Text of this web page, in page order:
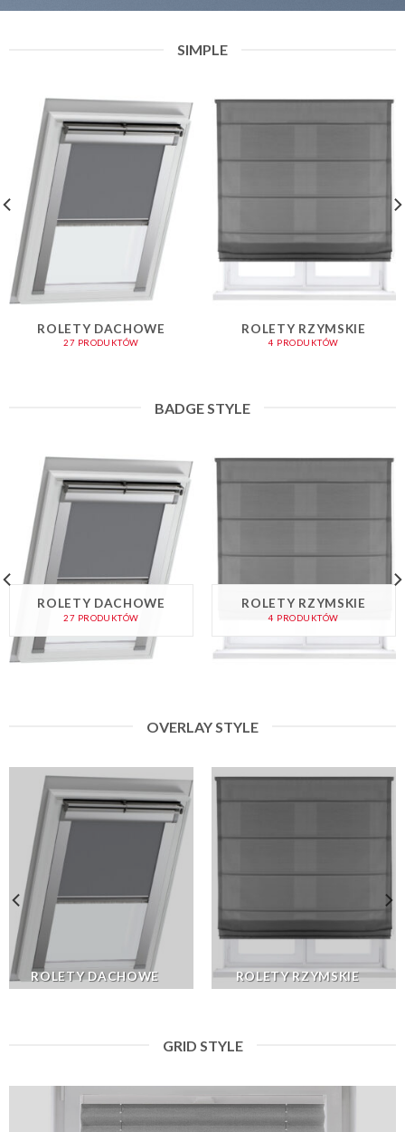
SIMPLE
ROLETY DACHOWE
27 PRODUKTÓW
ROLETY RZYMSKIE
4 PRODUKTÓW
BADGE STYLE
ROLETY DACHOWE
27 PRODUKTÓW
ROLETY RZYMSKIE
4 PRODUKTÓW
OVERLAY STYLE
ROLETY DACHOWE ROLETY RZYMSKIE
GRID STYLE